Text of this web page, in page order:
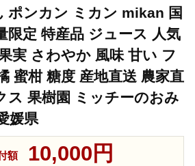
ポンカン ミカン mikan 国
限定 特産品 ジュース 人気
実 さわやか 風味 甘い フ
蜜柑 糖度 産地直送 農家直
ス 果樹園 ミッチーのおみ
媛県
額 10,000円